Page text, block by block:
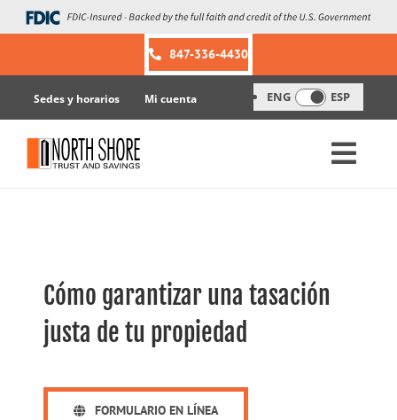
Skip
to
847-336-4430
Sedes y horarios Mi cuenta ENG ESP
Cómo garantizar una tasación
justa de tu propiedad
FORMULARIO EN LÍNEA